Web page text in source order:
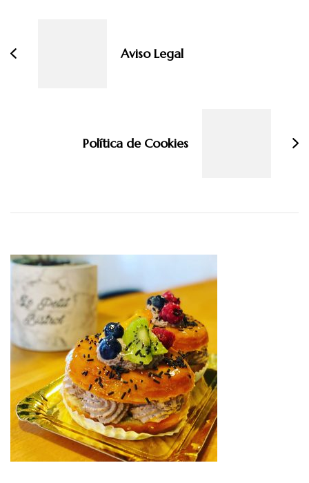
Aviso Legal
Política de Cookies